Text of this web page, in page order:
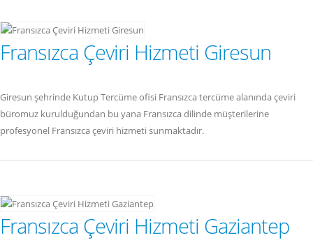
Fransızca Çeviri Hizmeti Giresun
Giresun şehrinde Kutup Tercüme ofisi Fransızca tercüme alanında çeviri
büromuz kurulduğundan bu yana Fransızca dilinde müşterilerine
profesyonel Fransızca çeviri hizmeti sunmaktadır.
Fransızca Çeviri Hizmeti Gaziantep